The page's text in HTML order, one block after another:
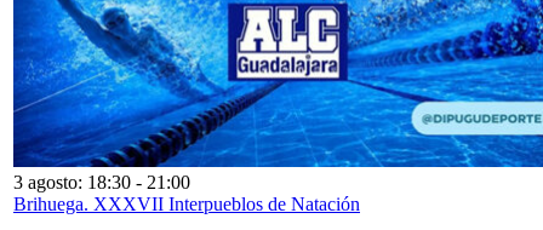
3 agosto: 18:30 - 21:00
Brihuega. XXXVII Interpueblos de Natación